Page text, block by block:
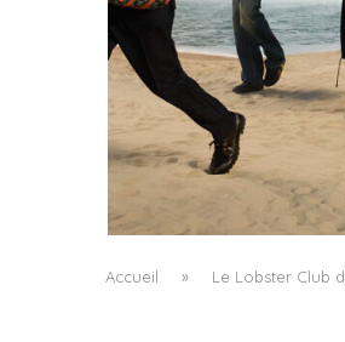
LA VAGUE COMME
by
Accueil » Le Lobster Club